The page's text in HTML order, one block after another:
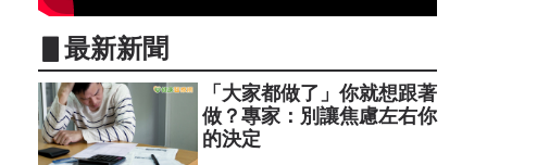
▋最新新聞
「大家都做了」你就想跟著
做？專家：別讓焦慮左右你
的決定